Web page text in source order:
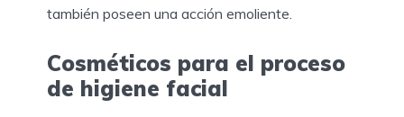
también poseen una acción emoliente.
Cosméticos para el proceso
de higiene facial